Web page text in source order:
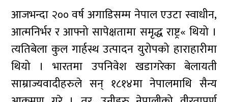
आजभन्दा २०० वर्ष अगाडिसम्म नेपाल एउटा स्वाधीन,
आत्मनिर्भर र आफ्नो सापेक्षतामा समृद्ध राष्ट्र« थियो ।
त्यतिबेला कुल गार्हस्थ उत्पादन युरोपको हाराहारीमा
थियो । भारतमा उपनिवेश खडागरेका बेलायती
साम्राज्यवादीहरुले सन् १८१४मा नेपालमाथि सैन्य